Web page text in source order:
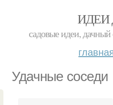
ИДЕИ
садовые идеи,
Удачные соседи